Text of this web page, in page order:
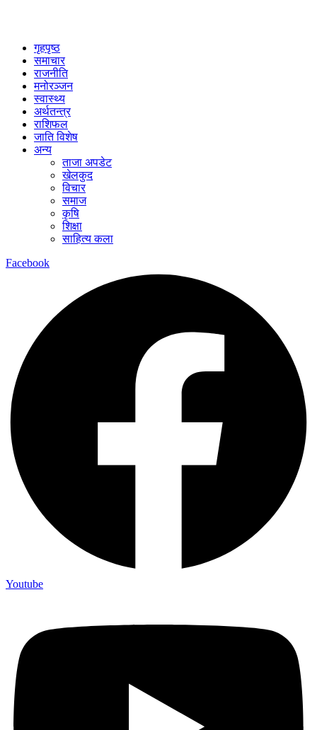
गृहपृष्ठ
समाचार
राजनीति
मनोरञ्जन
स्वास्थ्य
अर्थतन्त्र
राशिफल
जाति विशेष
अन्य
ताजा अपडेट
खेलकुद
विचार
समाज
कृषि
शिक्षा
साहित्य कला
Facebook
Youtube